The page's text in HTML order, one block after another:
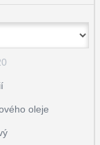
oleje